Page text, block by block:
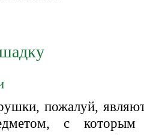
пожалуй,
с которым